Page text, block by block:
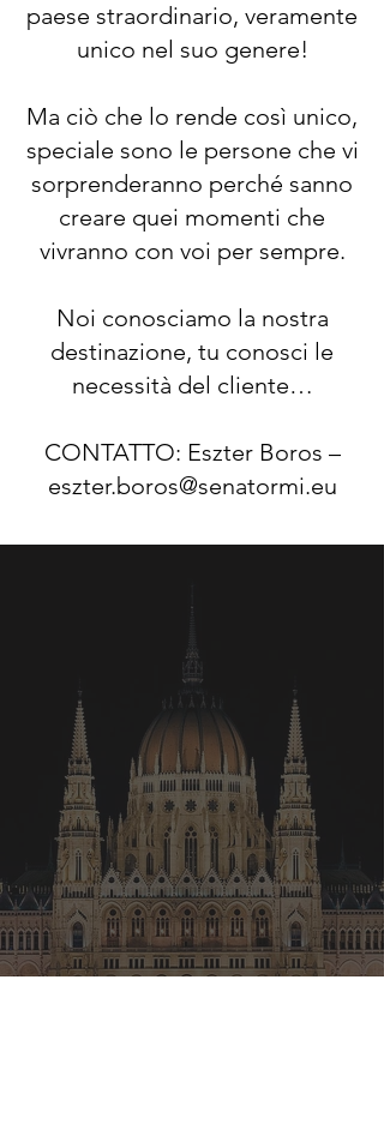
paese straordinario, veramente
unico nel suo genere!
Ma ciò che lo rende così unico,
speciale sono le persone che vi
sorprenderanno perché sanno
creare quei momenti che
vivranno con voi per sempre.
Noi conosciamo la nostra
destinazione, tu conosci le
necessità del cliente…
CONTATTO: Eszter Boros –
eszter.boros@senatormi.eu